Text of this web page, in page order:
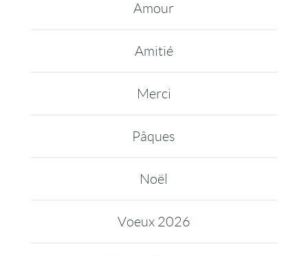
Amour
Amitié
Merci
Pâques
Noël
Voeux 2026